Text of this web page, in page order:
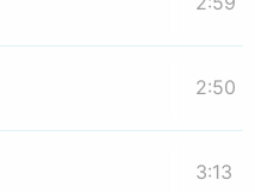
2:50
3:13